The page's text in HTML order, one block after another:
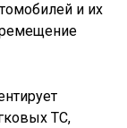
и их
ТС,